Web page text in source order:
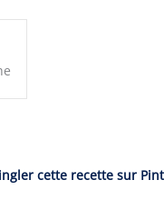
cette recette sur